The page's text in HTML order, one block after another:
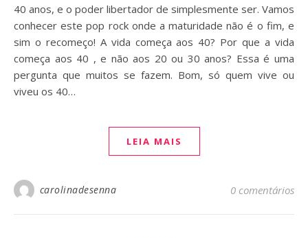
40 anos, e o poder libertador de simplesmente ser. Vamos
conhecer este pop rock onde a maturidade não é o fim, e
sim o recomeço! A vida começa aos 40? Por que a vida
começa aos 40 , e não aos 20 ou 30 anos? Essa é uma
pergunta que muitos se fazem. Bom, só quem vive ou
viveu os 40…
LEIA MAIS
carolinadesenna 0 comentários